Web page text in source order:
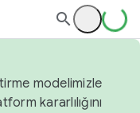
modelimizle
kararlılığını